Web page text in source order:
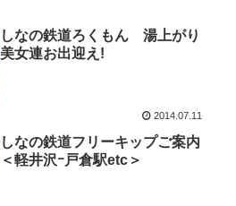
しなの鉄道ろくもん 湯上がり
美女連お出迎え!
2014.07.11
しなの鉄道フリーキップご案内
＜軽井沢ｰ戸倉駅etc＞